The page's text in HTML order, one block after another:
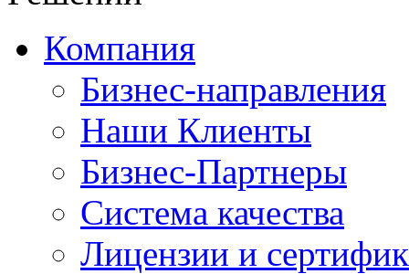
Компания
Бизнес-направления
Наши Клиенты
Бизнес-Партнеры
Система качества
Лицензии и